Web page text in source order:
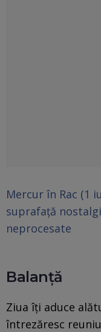
Mercur în Rac (1
suprafață
neprocesate
Balanță
Ziua îți aduce
întrezăresc